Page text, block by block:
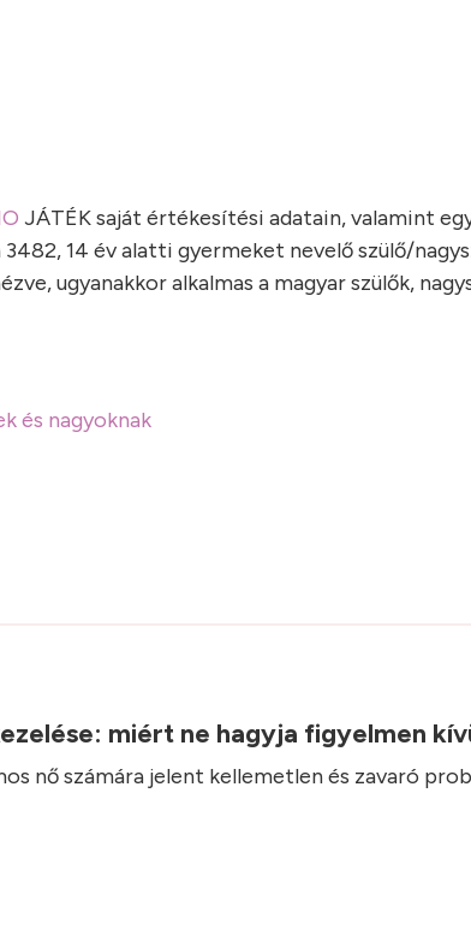
JÁTÉK saját értékesítési adatain, valamint
14 év alatti gyermeket nevelő szülő/
ugyanakkor alkalmas a magyar szülők,
és nagyoknak
miért ne hagyja figyelmen
nő számára jelent kellemetlen és zavaró